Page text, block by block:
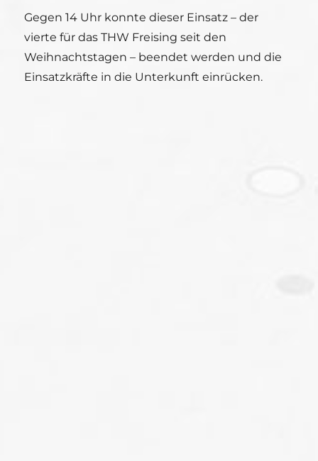
Gegen 14 Uhr konnte dieser Einsatz – der
vierte für das THW Freising seit den
Weihnachtstagen – beendet werden und die
Einsatzkräfte in die Unterkunft einrücken.